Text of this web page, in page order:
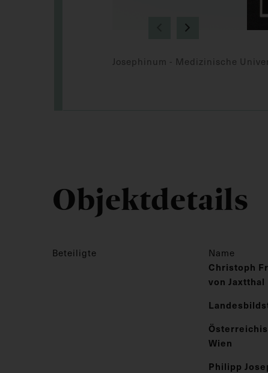
Josephinum - Medizinische
Objektdetails
Beteiligte Name
Christoph
von Jaxtthal
Wien
Philipp